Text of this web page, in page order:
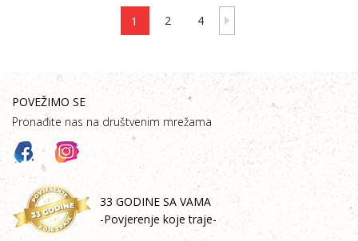
1 2 4
POVEŽIMO SE
Pronađite nas na društvenim mrežama
33 GODINE SA VAMA
-Povjerenje koje traje-